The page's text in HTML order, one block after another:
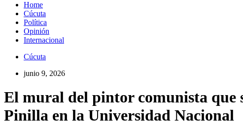
Home
Cúcuta
Política
Opinión
Internacional
Cúcuta
junio 9, 2026
El mural del pintor comunista que
Pinilla en la Universidad Nacional